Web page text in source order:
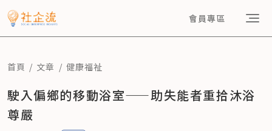
會員專區
首頁 文章 健康福祉
駛入偏鄉的移動浴室——助失能者重拾沐浴
尊嚴